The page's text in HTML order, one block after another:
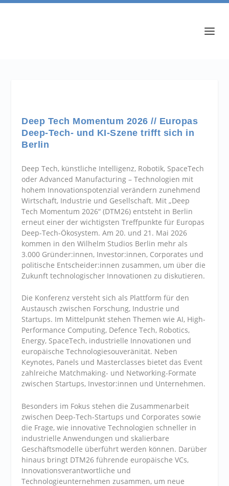
Deep Tech Momentum 2026 // Europas
Deep-Tech- und KI-Szene trifft sich in
Berlin
Deep Tech, künstliche Intelligenz, Robotik, SpaceTech
oder Advanced Manufacturing – Technologien mit
hohem Innovationspotenzial verändern zunehmend
Wirtschaft, Industrie und Gesellschaft. Mit „Deep
Tech Momentum 2026“ (DTM26) entsteht in Berlin
erneut einer der wichtigsten Treffpunkte für Europas
Deep-Tech-Ökosystem. Am 20. und 21. Mai 2026
kommen in den Wilhelm Studios Berlin mehr als
3.000 Gründer:innen, Investor:innen, Corporates und
politische Entscheider:innen zusammen, um über die
Zukunft technologischer Innovationen zu diskutieren.
Die Konferenz versteht sich als Plattform für den
Austausch zwischen Forschung, Industrie und
Startups. Im Mittelpunkt stehen Themen wie AI, High-
Performance Computing, Defence Tech, Robotics,
Energy, SpaceTech, industrielle Innovationen und
europäische Technologiesouveränität. Neben
Keynotes, Panels und Masterclasses bietet das Event
zahlreiche Matchmaking- und Networking-Formate
zwischen Startups, Investor:innen und Unternehmen.
Besonders im Fokus stehen die Zusammenarbeit
zwischen Deep-Tech-Startups und Corporates sowie
die Frage, wie innovative Technologien schneller in
industrielle Anwendungen und skalierbare
Geschäftsmodelle überführt werden können. Darüber
hinaus bringt DTM26 führende europäische VCs,
Innovationsverantwortliche und
Technologieunternehmen zusammen, um neue